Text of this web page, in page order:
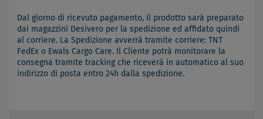
Dal giorno di ricevuto pagamento, il prodotto sarà preparato
dai magazzini Desivero per la spedizione ed affidato quindi
al corriere. La Spedizione avverrà tramite corriere: TNT
FedEx o Ewals Cargo Care. Il Cliente potrà monitorare la
consegna tramite tracking che riceverà in automatico al suo
indirizzo di posta entro 24h dalla spedizione.